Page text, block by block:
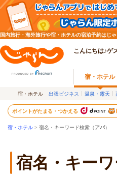
国内旅行・海外旅行や宿・ホテルの宿泊予約は
こんにちは♪ゲ
宿・ホテル
宿・ホテル 出張ビジネス 温泉・露天
ポイントがたまる・つかえる
宿・ホテル > 宿名・キーワード検索（アパ）
宿名・キー